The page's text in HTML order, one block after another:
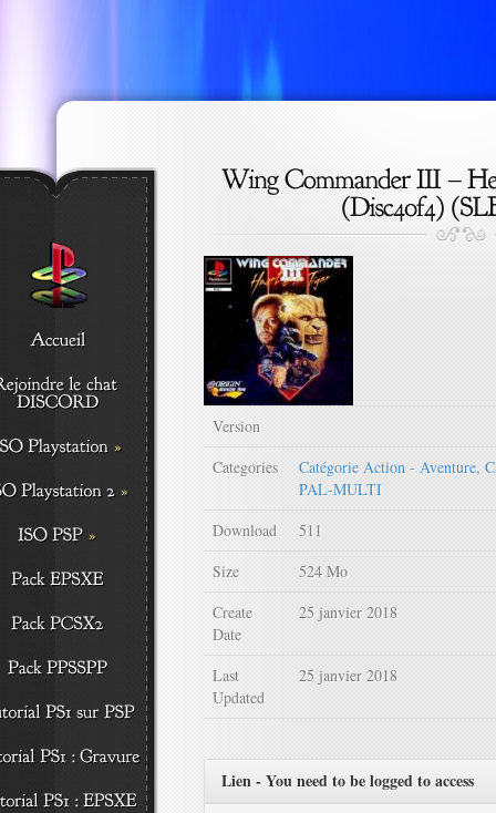
Version
Categories
Catégorie Action - Aventure,
PAL-MULTI
Download
511
Size
524 Mo
Create
Date
25 janvier 2018
Last
Updated
25 janvier 2018
Lien - You need to be logged to access